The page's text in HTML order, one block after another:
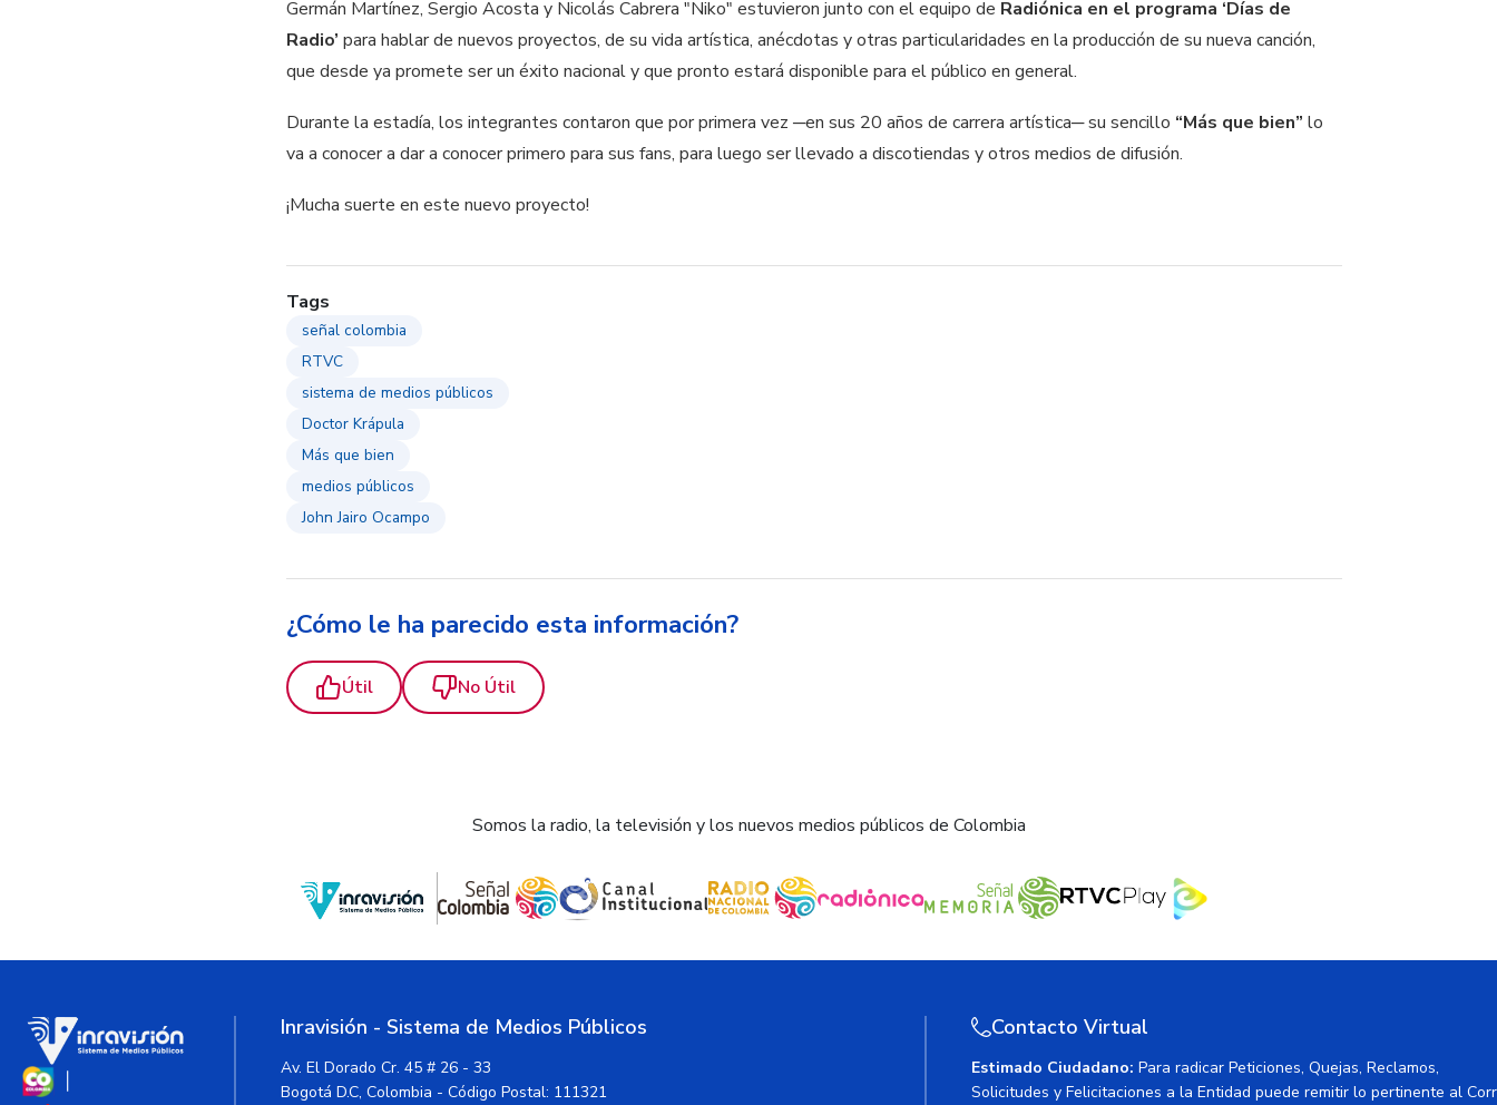
Germán Martínez, Sergio Acosta y Nicolás Cabrera "Niko" estuvieron junto con el equipo de Radiónica en el programa ‘Días de
Radio’para hablar de nuevos proyectos, de su vida artística, anécdotas y otras particularidades en la producción de su nueva canción,
que desde ya promete ser un éxito nacional y que pronto estará disponible para el público en general.
Durante la estadía, los integrantes contaron que por primera vez ─en sus 20 años de carrera artística─ su sencillo “Más que bien”lo
va a conocer a dar a conocer primero para sus fans, para luego ser llevado a discotiendas y otros medios de difusión.
¡Mucha suerte en este nuevo proyecto!
Tags
señal colombia
RTVC
sistema de medios públicos
Doctor Krápula
Más que bien
medios públicos
John Jairo Ocampo
¿Cómo le ha parecido esta información?
Útil No Útil
Somos la radio, la televisión y los nuevos medios públicos de Colombia
Inravisión - Sistema de Medios Públicos
Av. El Dorado Cr. 45 # 26 - 33
Bogotá D.C, Colombia - Código Postal: 111321
Contacto Virtual
Estimado Ciudadano: Para radicar Peticiones, Quejas, Reclamos,
Solicitudes y Felicitaciones a la Entidad puede remitir lo pertinente al